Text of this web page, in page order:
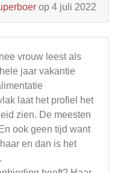
op 4 juli 2022
vrouw leest als
jaar vakantie
laat het profiel het
zien. De meesten
ook geen tijd want
en dan is het